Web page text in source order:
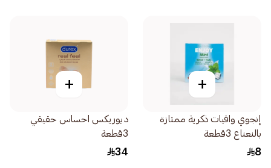
+
إنجوي واقيات ذكرية ممتازة
بالنعناع 3قطعة
8
+
ديوريكس احساس حقيقي
3قطعة
34